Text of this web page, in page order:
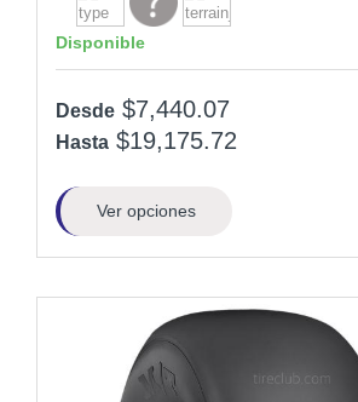
Disponible
Desde $7,440.07
Hasta $19,175.72
Ver opciones